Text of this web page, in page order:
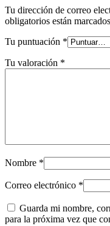
Tu dirección de correo
obligatorios están
Tu puntuación *
Tu valoración *
Nombre *
Correo electrónico *
Guarda mi nombre,
para la próxima vez que